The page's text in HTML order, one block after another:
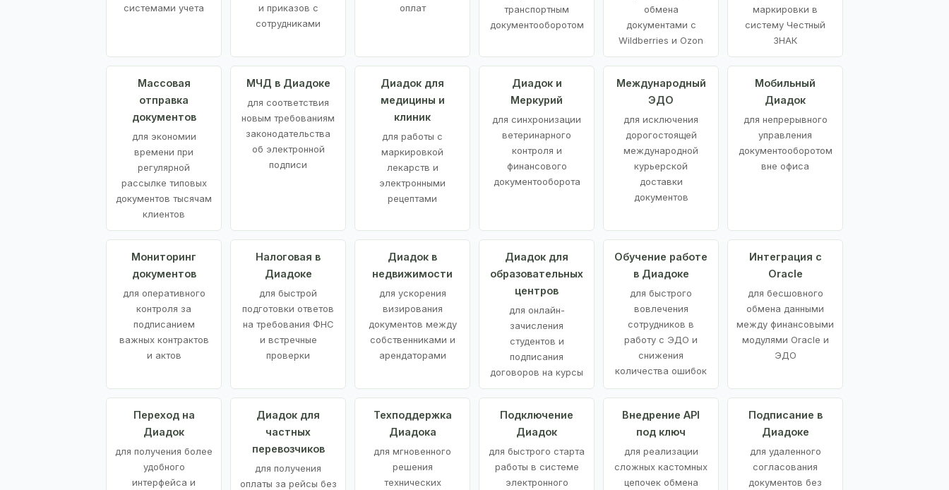
системами учета
и приказов с
сотрудниками
оплат
транспортным
документооборотом
обмена
документами с
Wildberries и Ozon
маркировки в
систему Честный
ЗНАК
Массовая
отправка
документов
для экономии
времени при
регулярной
рассылке типовых
документов тысячам
клиентов
МЧД в Диадоке
для соответствия
новым требованиям
законодательства
об электронной
подписи
Диадок для
медицины и
клиник
для работы с
маркировкой
лекарств и
электронными
рецептами
Диадок и
Меркурий
для синхронизации
ветеринарного
контроля и
финансового
документооборота
Международный
ЭДО
для исключения
дорогостоящей
международной
курьерской
доставки
документов
Мобильный
Диадок
для непрерывного
управления
документооборотом
вне офиса
Мониторинг
документов
для оперативного
контроля за
подписанием
важных контрактов
и актов
Налоговая в
Диадоке
для быстрой
подготовки ответов
на требования ФНС
и встречные
проверки
Диадок в
недвижимости
для ускорения
визирования
документов между
собственниками и
арендаторами
Диадок для
образовательных
центров
для онлайн-
зачисления
студентов и
подписания
договоров на курсы
Обучение работе
в Диадоке
для быстрого
вовлечения
сотрудников в
работу с ЭДО и
снижения
количества ошибок
Интеграция с
Oracle
для бесшовного
обмена данными
между финансовыми
модулями Oracle и
ЭДО
Переход на
Диадок
для получения более
удобного
интерфейса и
Диадок для
частных
перевозчиков
для получения
оплаты за рейсы без
Техподдержка
Диадока
для мгновенного
решения
технических
Подключение
Диадок
для быстрого старта
работы в системе
электронного
Внедрение API
под ключ
для реализации
сложных кастомных
цепочек обмена
Подписание в
Диадоке
для удаленного
согласования
документов без